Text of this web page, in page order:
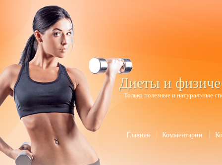
Диеты и
Только полезные и натуральные
Главная Комментарии